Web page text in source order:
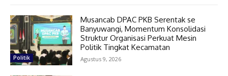
Politik
Musancab DPAC PKB Serentak se
Banyuwangi, Momentum Konsolidasi
Struktur Organisasi Perkuat Mesin
Politik Tingkat Kecamatan
Agustus 9, 2026